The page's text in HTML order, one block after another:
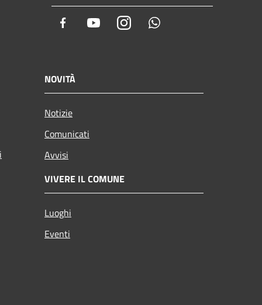
Facebook YoutubeInstagram
NOVITÀ
Notizie
Comunicati
Avvisi
VIVERE IL COMUNE
Luoghi
Eventi